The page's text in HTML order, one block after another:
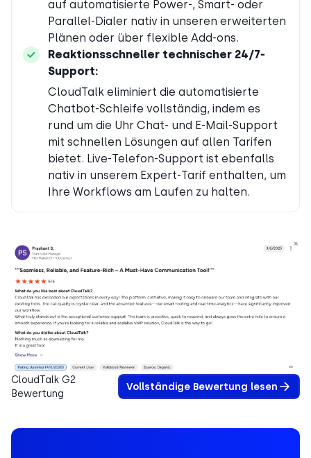
auf automatisierte Power-, Smart- oder
Parallel-Dialer nativ in unseren erweiterten
Plänen oder über flexible Add-ons.
Reaktionsschneller technischer 24/7-
Support:
CloudTalk eliminiert die automatisierte
Chatbot-Schleife vollständig, indem es
rund um die Uhr Chat- und E-Mail-Support
mit schnellen Lösungen auf allen Tarifen
bietet. Live-Telefon-Support ist ebenfalls
nativ in unserem Expert-Tarif enthalten, um
Ihre Workflows am Laufen zu halten.
CloudTalk G2
Bewertung
Vollständige Bewertung lesen